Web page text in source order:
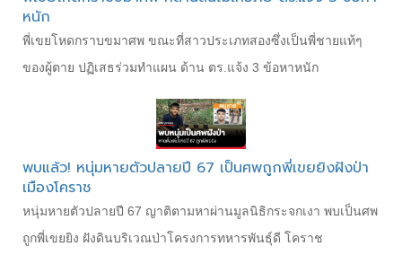
หนัก
พี่เขยโหดกราบขมาศพ ขณะที่สาวประเภทสองซึ่งเป็นพี่ชายแท้ๆ
ของผู้ตาย ปฏิเสธร่วมทำแผน ด้าน ตร.แจ้ง 3 ข้อหาหนัก
พบแล้ว! หนุ่มหายตัวปลายปี 67 เป็นศพถูกพี่เขยยิงฝังป่า
เมืองโคราช
หนุ่มหายตัวปลายปี 67 ญาติตามหาผ่านมูลนิธิกระจกเงา พบเป็นศพ
ถูกพี่เขยยิง ฝังดินบริเวณป่าโครงการทหารพันธุ์ดี โคราช